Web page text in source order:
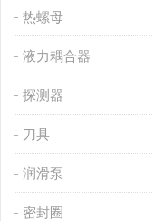
热螺母
液力耦合器
探测器
刀具
润滑泵
密封圈